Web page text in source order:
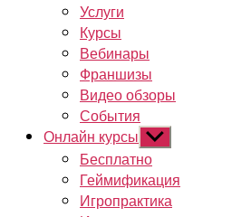
Услуги
Курсы
Вебинары
Франшизы
Видео обзоры
События
Онлайн курсы Показывать
подменю
Бесплатно
Геймификация
Игропрактика